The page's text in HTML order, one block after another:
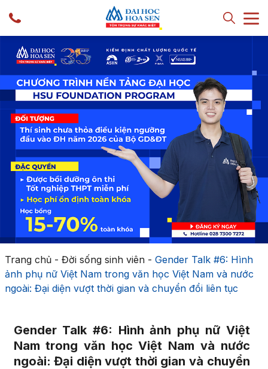
Trang chủ- Đời sống sinh viên- Gender Talk #6: Hình
ảnh phụ nữ Việt Nam trong văn học Việt Nam và nước
ngoài: Đại diện vượt thời gian và chuyển đổi liên tục
Gender Talk #6: Hình ảnh phụ nữ Việt
Nam trong văn học Việt Nam và nước
ngoài: Đại diện vượt thời gian và chuyển